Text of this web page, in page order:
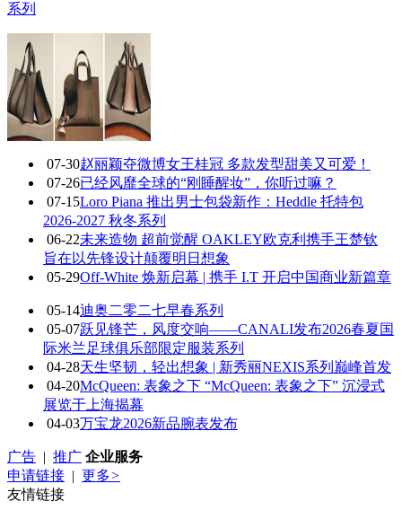
系列
07-30赵丽颖夺微博女王桂冠 多款发型甜美又可爱！
07-26已经风靡全球的“刚睡醒妆”，你听过嘛？
07-15Loro Piana 推出男士包袋新作：Heddle 托特包
2026-2027 秋冬系列
06-22未来造物 超前觉醒 OAKLEY欧克利携手王楚钦
旨在以先锋设计颠覆明日想象
05-29Off-White 焕新启幕 | 携手 I.T 开启中国商业新篇章
05-14迪奥二零二七早春系列
05-07跃见锋芒，风度交响——CANALI发布2026春夏国
际米兰足球俱乐部限定服装系列
04-28天生坚韧，轻出想象 | 新秀丽NEXIS系列巅峰首发
04-20McQueen: 表象之下 “McQueen: 表象之下” 沉浸式
展览于上海揭幕
04-03万宝龙2026新品腕表发布
广告 | 推广 企业服务
申请链接 | 更多>
友情链接